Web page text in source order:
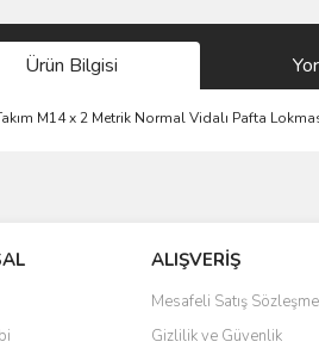
Ürün Bilgisi
M14 x 2 Metrik Normal Vidalı Pafta
resmi kalitesiz, bozuk veya görüntülenemiyor.
Ürün açıklamasında eksik bilgiler bulunuyor.
bilgilerinde hatalar bulunuyor.
ALIŞVERİŞ
Mesafeli Satış
Gizlilik ve Güvenlik